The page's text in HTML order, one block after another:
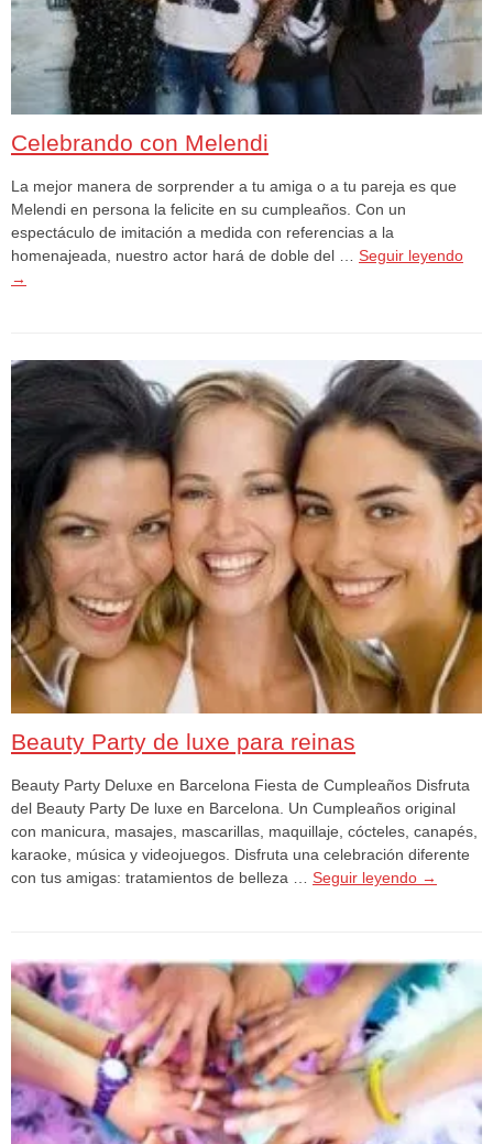
Celebrando con Melendi
La mejor manera de sorprender a tu amiga o a tu pareja es que
Melendi en persona la felicite en su cumpleaños. Con un
espectáculo de imitación a medida con referencias a la
homenajeada, nuestro actor hará de doble del … Seguir leyendo
→
Beauty Party de luxe para reinas
Beauty Party Deluxe en Barcelona Fiesta de Cumpleaños Disfruta
del Beauty Party De luxe en Barcelona. Un Cumpleaños original
con manicura, masajes, mascarillas, maquillaje, cócteles, canapés,
karaoke, música y videojuegos. Disfruta una celebración diferente
con tus amigas: tratamientos de belleza … Seguir leyendo →